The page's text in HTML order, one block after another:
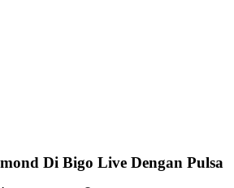
Di Bigo Live Dengan Pulsa